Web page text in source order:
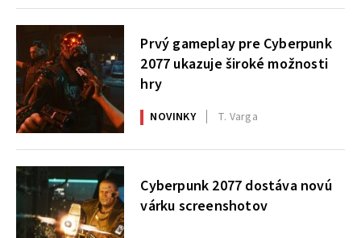
Prvý gameplay pre Cyberpunk
2077 ukazuje široké možnosti
hry
NOVINKY T. Varga
Cyberpunk 2077 dostáva novú
várku screenshotov